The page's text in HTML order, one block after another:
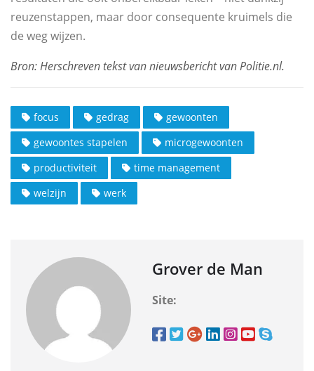
reuzenstappen, maar door consequente kruimels die
de weg wijzen.
focus gedrag
gewoonten
gewoontes stapelen
microgewoonten
productiviteit
time management
welzijn
werk
Grover de Man
Site: